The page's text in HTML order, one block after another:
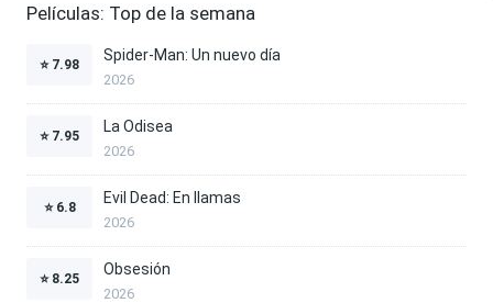
Películas: Top de la semana
⭐ 7.98
Spider-Man: Un nuevo día
2026
⭐ 7.95
La Odisea
2026
⭐ 6.8
Evil Dead: En llamas
2026
⭐ 8.25
Obsesión
2026